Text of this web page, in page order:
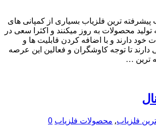
پیشرفته ترین فلزیاب بسیاری از کمپانی های
تولید محصولات به روز میکنند و اکثرا سعی در
خود دارند و با اضافه کردن قابلیت ها و
تا توجه کاوشگران و فعالین این عرصه
ترین …
فلزیاب, محصولات فلزیاب 0